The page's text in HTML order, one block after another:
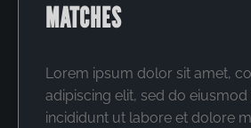
MATCHES
Lorem ipsum dolor sit amet,
adipiscing elit, sed do
incididunt ut labore et dolore